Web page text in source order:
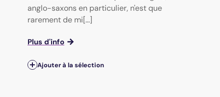
anglo-saxons en particulier, n'est que
rarement de mi[...]
Plus d'info
Ajouter à la sélection